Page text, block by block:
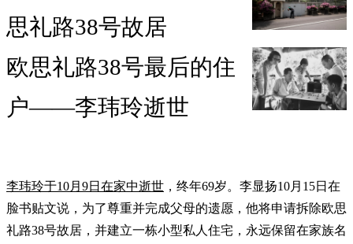
思礼路38号故居
欧思礼路38号最后的住
户——李玮玲逝世
李玮玲于10月9日在家中逝世 ，终年69岁。李显扬10月15日在
脸书贴文说，为了尊重并完成父母的遗愿，他将申请拆除欧思
礼路38号故居，并建立一栋小型私人住宅，永远保留在家族名